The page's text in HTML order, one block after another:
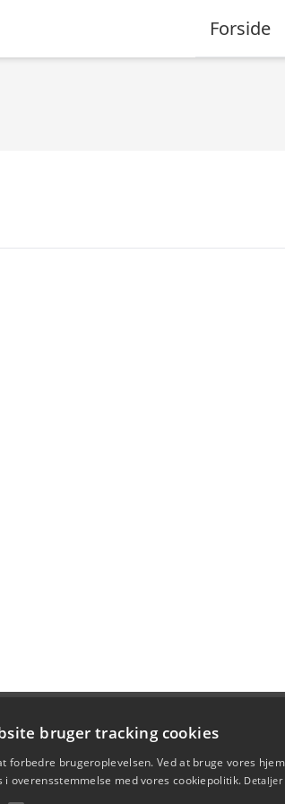
Forside
bruger tracking cookies
forbedre brugeroplevelsen. Ved at bruge vores
i overensstemmelse med vores cookiepolitik. Detaljer